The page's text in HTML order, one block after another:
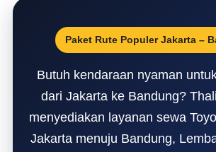
Paket Rute Populer Jakarta –
Butuh kendaraan nyaman
dari Jakarta ke Bandung?
menyediakan layanan sewa
Jakarta menuju Bandung,